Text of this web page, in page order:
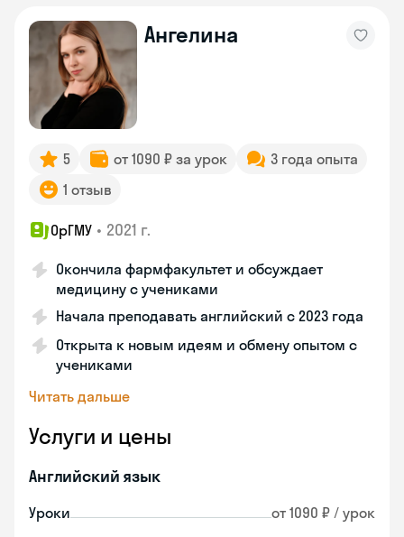
Ангелина
5 от 1090 ₽ за урок
3 года опыта
1 отзыв
ОрГМУ • 2021 г.
Окончила фармфакультет и обсуждает
медицину с учениками
Начала преподавать английский с 2023 года
Открыта к новым идеям и обмену опытом с
учениками
Читать дальше
Услуги и цены
Английский язык
Уроки от 1090 ₽ / урок